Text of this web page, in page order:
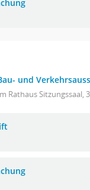
und
Rathaus Sitzungssaal,